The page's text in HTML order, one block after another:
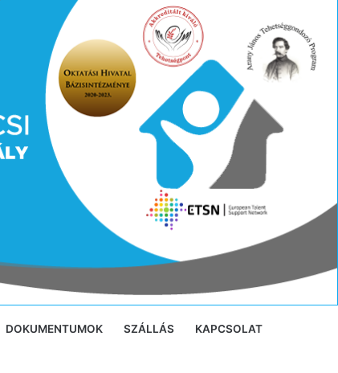
DOKUMENTUMOK SZÁLLÁS KAPCSOLAT